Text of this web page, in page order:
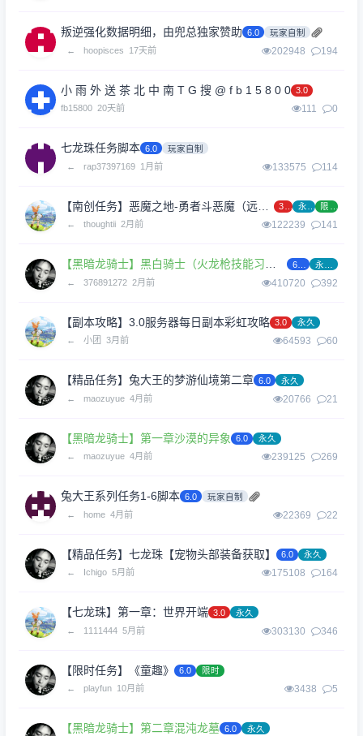
叛逆强化数据明细，由兜总独家赞助 6.0
玩家自制
←
hoopisces 17天前 202948 194
小 雨 外 送 茶 北 中 南 T G 搜 @ f b 1 5 8 0 0 3.0
fb15800 20天前 111 0
七龙珠任务脚本 6.0
玩家自制
←
rap37397169 1月前 133575 114
【南创任务】恶魔之地-勇者斗恶魔（远古之门资料片第二章） 3.0 永久
限时
←
thoughtii 2月前 122239 141
【黑暗龙骑士】黑白骑士（火龙枪技能习得） 6.0
←
376891272 2月前 410720 392
【副本攻略】3.0服务器每日副本彩虹攻略 3.0
永久
←
小团 3月前 64593 60
【精品任务】兔大王的梦游仙境第二章 6.0
永久
←
maozuyue 4月前 20766 21
【黑暗龙骑士】第一章沙漠的异象 6.0
永久
←
maozuyue 4月前 239125 269
兔大王系列任务1-6脚本 6.0
玩家自制
←
home 4月前 22369 22
【精品任务】七龙珠【宠物头部装备获取】 6.0
永久
←
Ichigo 5月前 175108 164
【七龙珠】第一章：世界开端 3.0
永久
←
1111444 5月前 303130 346
【限时任务】《童趣》 6.0
限时
←
playfun 10月前 3438 5
【黑暗龙骑士】第二章混沌龙墓 6.0
永久